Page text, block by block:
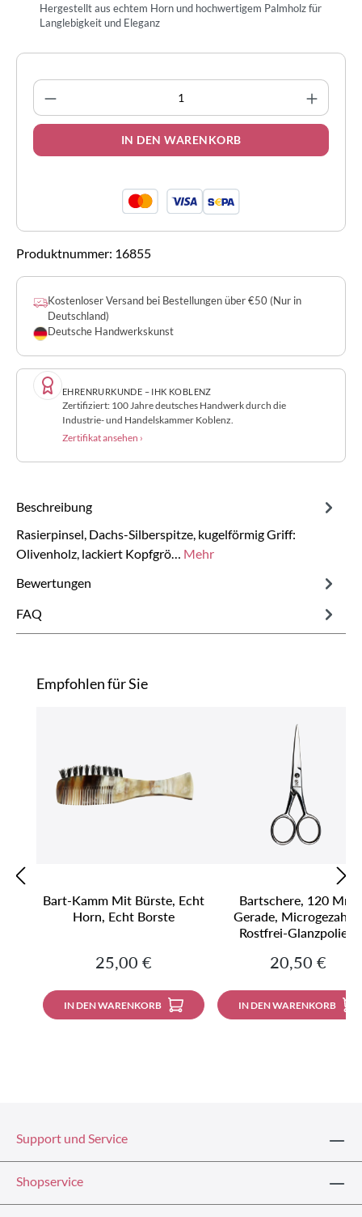
Hergestellt aus echtem Horn und hochwertigem Palmholz für
Langlebigkeit und Eleganz
Produkt Anzahl: Gib den gewünschten
IN DEN WARENKORB
Produktnummer: 16855
Kostenloser Versand bei Bestellungen über €50 (Nur in
Deutschland)
Deutsche Handwerkskunst
EHRENRURKUNDE – IHK KOBLENZ
Zertifiziert: 100 Jahre deutsches Handwerk durch die
Industrie- und Handelskammer Koblenz.
Zertifikat ansehen ›
Beschreibung
Rasierpinsel, Dachs-Silberspitze, kugelförmig Griff:
Olivenholz, lackiert Kopfgrö… Mehr
Bewertungen
FAQ
Produktgalerie überspringen
Empfohlen für Sie
Bart-Kamm Mit Bürste, Echt
Horn, Echt Borste
Regulärer Preis:
25,00 €
IN DEN WARENKORB
Bartschere, 120 Mm,
Gerade, Microgezahnt,
Rostfrei-Glanzpoliert
Regulärer
20,50 €
IN DEN WARENKORB
Support und Service
Shopservice